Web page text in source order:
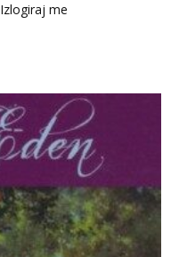
Izlogiraj me